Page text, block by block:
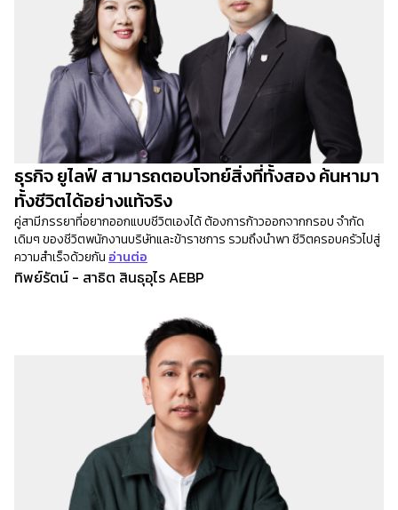
ธุรกิจ ยูไลฟ์ สามารถตอบโจทย์สิ่งที่ทั้งสอง ค้นหามา
ทั้งชีวิตได้อย่างแท้จริง
คู่สามีภรรยาที่อยากออกแบบชีวิตเองได้ ต้องการก้าวออกจากกรอบ จำกัด
เดิมๆ ของชีวิตพนักงานบริษัทและข้าราชการ รวมถึงนำพา ชีวิตครอบครัวไปสู่
ความสำเร็จด้วยกัน อ่านต่อ
ทิพย์รัตน์ - สาธิต สินธุอุไร AEBP